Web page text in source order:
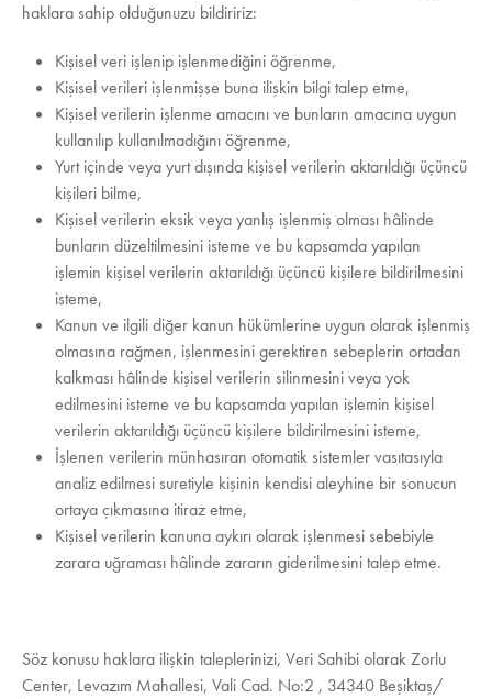
haklara sahip olduğunuzu bildiririz:
Kişisel veri işlenip işlenmediğini öğrenme,
Kişisel verileri işlenmişse buna ilişkin bilgi talep etme,
Kişisel verilerin işlenme amacını ve bunların amacına uygun
kullanılıp kullanılmadığını öğrenme,
Yurt içinde veya yurt dışında kişisel verilerin aktarıldığı üçüncü
kişileri bilme,
Kişisel verilerin eksik veya yanlış işlenmiş olması hâlinde
bunların düzeltilmesini isteme ve bu kapsamda yapılan
işlemin kişisel verilerin aktarıldığı üçüncü kişilere bildirilmesini
isteme,
Kanun ve ilgili diğer kanun hükümlerine uygun olarak işlenmiş
olmasına rağmen, işlenmesini gerektiren sebeplerin ortadan
kalkması hâlinde kişisel verilerin silinmesini veya yok
edilmesini isteme ve bu kapsamda yapılan işlemin kişisel
verilerin aktarıldığı üçüncü kişilere bildirilmesini isteme,
İşlenen verilerin münhasıran otomatik sistemler vasıtasıyla
analiz edilmesi suretiyle kişinin kendisi aleyhine bir sonucun
ortaya çıkmasına itiraz etme,
Kişisel verilerin kanuna aykırı olarak işlenmesi sebebiyle
zarara uğraması hâlinde zararın giderilmesini talep etme.
Söz konusu haklara ilişkin taleplerinizi, Veri Sahibi olarak Zorlu
Center, Levazım Mahallesi, Vali Cad. No:2 , 34340 Beşiktaş/